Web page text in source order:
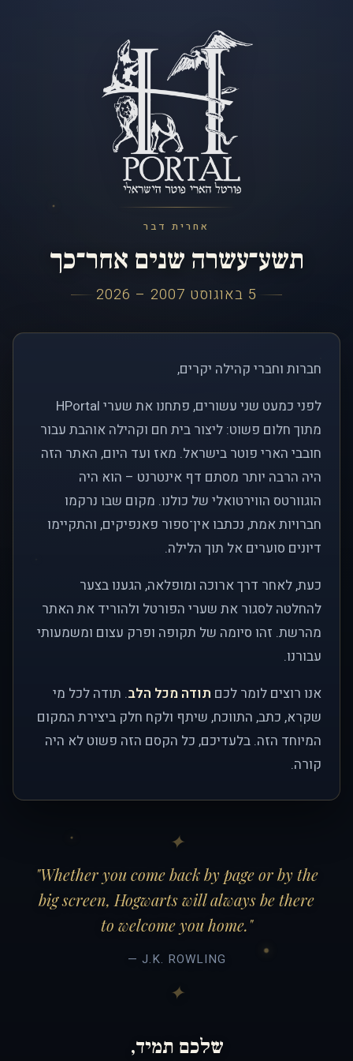
אחרית דבר
תשע־עשרה שנים אחר־כך
5 באוגוסט 2007 – 2026
חברות וחברי קהילה יקרים,
לפני כמעט שני עשורים, פתחנו את שערי HPortal
מתוך חלום פשוט: ליצור בית חם וקהילה אוהבת עבור
חובבי הארי פוטר בישראל. מאז ועד היום, האתר הזה
היה הרבה יותר מסתם דף אינטרנט – הוא היה
הוגוורטס הווירטואלי של כולנו. מקום שבו נרקמו
חברויות אמת, נכתבו אין־ספור פאנפיקים, והתקיימו
דיונים סוערים אל תוך הלילה.
כעת, לאחר דרך ארוכה ומופלאה, הגענו בצער
להחלטה לסגור את שערי הפורטל ולהוריד את האתר
מהרשת. זהו סיומה של תקופה ופרק עצום ומשמעותי
עבורנו.
אנו רוצים לומר לכם תודה מכל הלב. תודה לכל מי
שקרא, כתב, התווכח, שיתף ולקח חלק ביצירת המקום
המיוחד הזה. בלעדיכם, כל הקסם הזה פשוט לא היה
קורה.
"Whether you come back by page or by the
big screen, Hogwarts will always be there
to welcome you home."
— J.K. ROWLING
שלכם תמיד,